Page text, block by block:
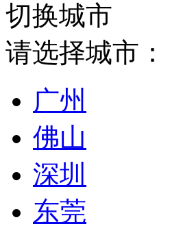
切换城市
请选择城市：
广州
佛山
深圳
东莞